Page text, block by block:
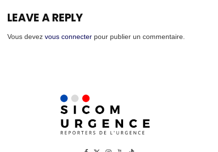
LEAVE A REPLY
Vous devez vous connecter pour publier un commentaire.